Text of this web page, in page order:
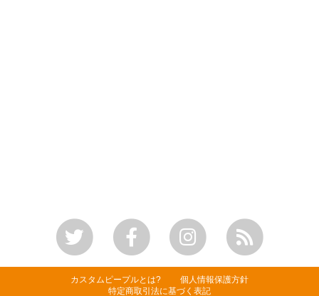
カスタムピープルとは?
個人情報保護方針
特定商取引法に基づく表記